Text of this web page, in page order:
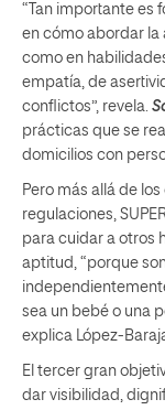
“Tan importante es
en cómo abordar la
como en
empatía, de
conflictos”, revela.
prácticas que se
domicilios con
Pero más allá de
regulaciones,
para cuidar a otros
aptitud, “porque
sea un bebé o una
explica López-
El tercer gran
dar visibilidad,